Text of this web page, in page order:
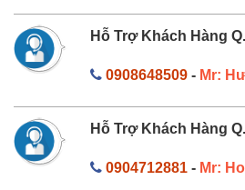
Hỗ Trợ Khách Hàng
0908648509- Mr:
Hỗ Trợ Khách Hàng
0904712881- Mr: